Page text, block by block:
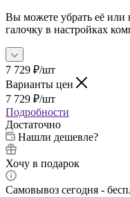
Вы можете убрать её или
галочку в настройках
7 729 ₽/шт
Варианты цен
7 729 ₽/шт
Подробности
Достаточно
Нашли дешевле?
Хочу в подарок
Самовывоз сегодня -